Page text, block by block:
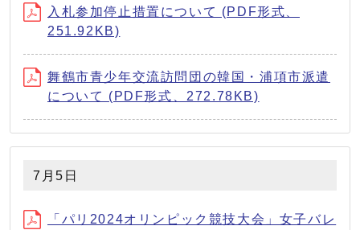
入札参加停止措置について (PDF形式、
251.92KB)
舞鶴市青少年交流訪問団の韓国・浦項市派遣
について (PDF形式、272.78KB)
7月5日
「パリ2024オリンピック競技大会」女子バレ